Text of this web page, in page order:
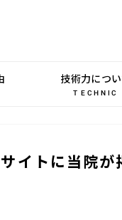
技術力につ
TECHNIC
イトに当院が